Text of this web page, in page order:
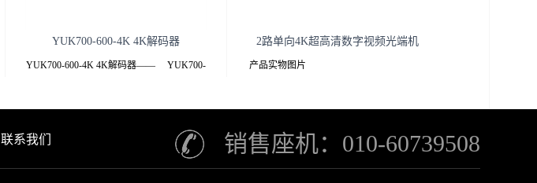
YUK700-600-4K 4K解码器
YUK700-600-4K 4K解码器—— YUK700-
码器.pdf 产品介绍
2路单向4K超高清数字视频光端机
产品实物图片
联系我们 销售座机：010-60739508